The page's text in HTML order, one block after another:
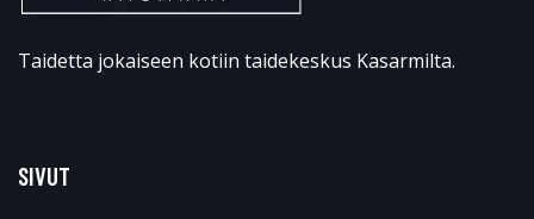
Taidetta jokaiseen kotiin taidekeskus Kasarmilta.
SIVUT